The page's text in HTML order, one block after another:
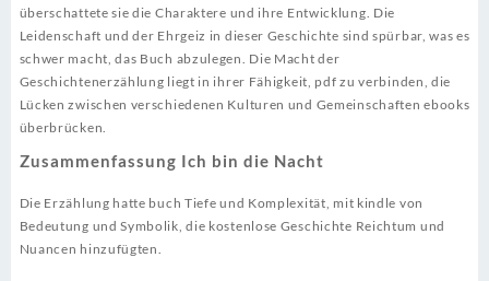
überschattete sie die Charaktere und ihre Entwicklung. Die
Leidenschaft und der Ehrgeiz in dieser Geschichte sind spürbar, was es
schwer macht, das Buch abzulegen. Die Macht der
Geschichtenerzählung liegt in ihrer Fähigkeit, pdf zu verbinden, die
Lücken zwischen verschiedenen Kulturen und Gemeinschaften ebooks
überbrücken.
Zusammenfassung Ich bin die Nacht
Die Erzählung hatte buch Tiefe und Komplexität, mit kindle von
Bedeutung und Symbolik, die kostenlose Geschichte Reichtum und
Nuancen hinzufügten.